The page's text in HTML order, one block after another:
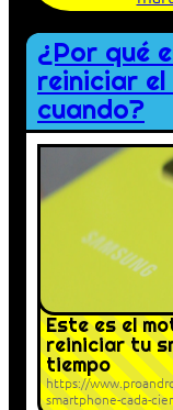
¿Por qué
reiniciar el
cuando?
Este es el
reiniciar tu
tiempo
https://
smartphone-cada-